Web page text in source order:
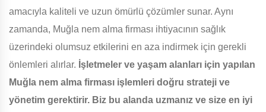
amacıyla kaliteli ve uzun ömürlü çözümler sunar. Aynı
zamanda, Muğla nem alma firması ihtiyacının sağlık
üzerindeki olumsuz etkilerini en aza indirmek için gerekli
önlemleri alırlar. İşletmeler ve yaşam alanları için yapılan
Muğla nem alma firması işlemleri doğru strateji ve
yönetim gerektirir. Biz bu alanda uzmanız ve size en iyi